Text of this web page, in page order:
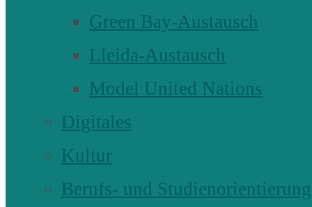
Green Bay-Austausch
Lleida-Austausch
Model United Nations
Digitales
Kultur
Berufs- und Studienorientierung